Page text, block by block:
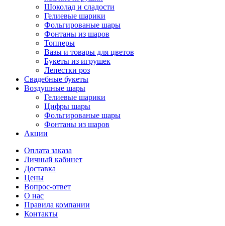
Шоколад и сладости
Гелиевые шарики
Фольгированые шары
Фонтаны из шаров
Топперы
Вазы и товары для цветов
Букеты из игрушек
Лепестки роз
Свадебные букеты
Воздушные шары
Гелиевые шарики
Цифры шары
Фольгированые шары
Фонтаны из шаров
Акции
Оплата заказа
Личный кабинет
Доставка
Цены
Вопрос-ответ
О нас
Правила компании
Контакты